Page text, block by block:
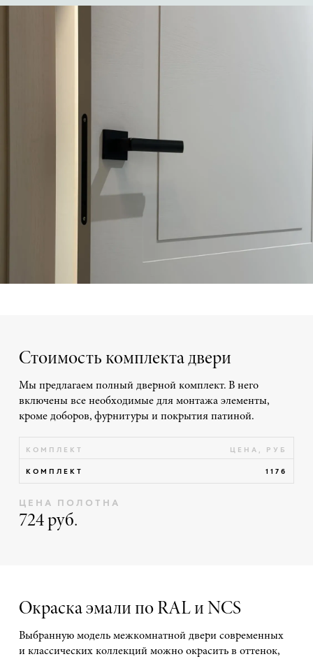
Стоимость комплекта двери
Мы предлагаем полный дверной комплект. В него
включены все необходимые для монтажа элементы,
кроме доборов, фурнитуры и покрытия патиной.
КОМПЛЕКТ ЦЕНА, РУБ
КОМПЛЕКТ 1176
ЦЕНА ПОЛОТНА
724 руб.
Окраска эмали по RAL и NCS
Выбранную модель межкомнатной двери современных
и классических коллекций можно окрасить в оттенок,